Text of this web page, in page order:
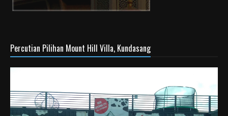
Percutian Pilihan Mount Hill Villa, Kundasang